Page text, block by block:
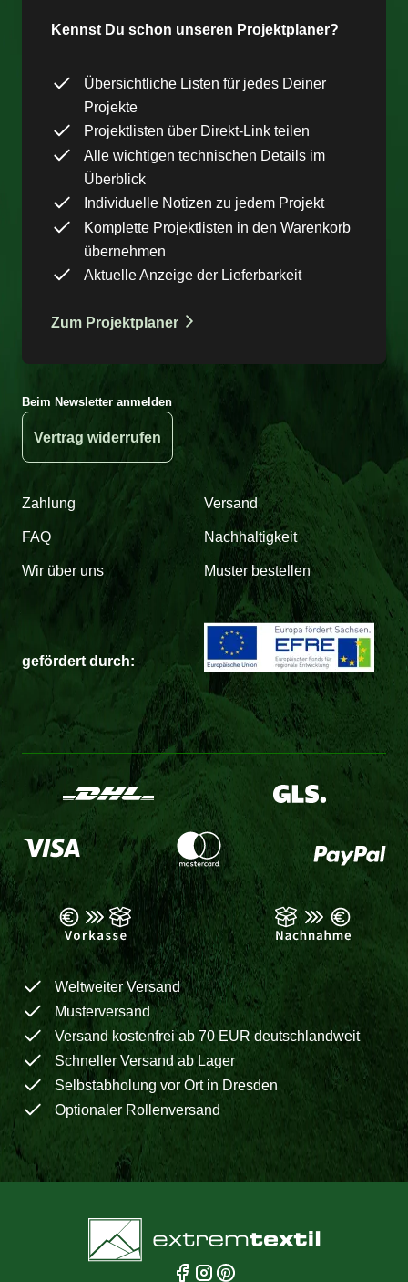
Kennst Du schon unseren Projektplaner?
Übersichtliche Listen für jedes Deiner
Projekte
Projektlisten über Direkt-Link teilen
Alle wichtigen technischen Details im
Überblick
Individuelle Notizen zu jedem Projekt
Komplette Projektlisten in den Warenkorb
übernehmen
Aktuelle Anzeige der Lieferbarkeit
Zum Projektplaner
Beim Newsletter anmelden
Vertrag widerrufen
Zahlung Versand
FAQ Nachhaltigkeit
Wir über uns Muster bestellen
gefördert durch:
Weltweiter Versand
Musterversand
Versand kostenfrei ab 70 EUR deutschlandweit
Schneller Versand ab Lager
Selbstabholung vor Ort in Dresden
Optionaler Rollenversand